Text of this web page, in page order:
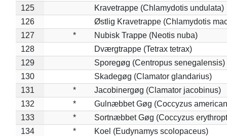
125
Kravetrappe (Chlamydotis undulata)
126
Østlig Kravetrappe (Chlamydotis
127
*
Nubisk Trappe (Neotis nuba)
128
Dværgtrappe (Tetrax tetrax)
129
Sporegøg (Centropus senegalensis)
130
Skadegøg (Clamator glandarius)
131
*
Jacobinergøg (Clamator jacobinus)
132
*
Gulnæbbet Gøg (Coccyzus
133
*
Sortnæbbet Gøg (Coccyzus
134
*
Koel (Eudynamys scolopaceus)